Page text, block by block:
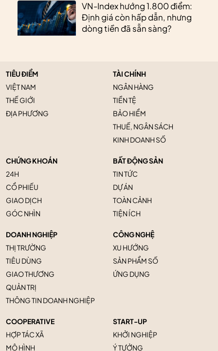
VN-Index hướng 1.800 điểm:
Định giá còn hấp dẫn, nhưng
dòng tiền đã sẵn sàng?
TIÊU ĐIỂM
VIỆT NAM
THẾ GIỚI
ĐỊA PHƯƠNG
TÀI CHÍNH
NGÂN HÀNG
TIỀN TỆ
BẢO HIỂM
THUẾ, NGÂN SÁCH
KINH DOANH SỐ
CHỨNG KHOÁN
24H
CỔ PHIẾU
GIAO DỊCH
GÓC NHÌN
BẤT ĐỘNG SẢN
TIN TỨC
DỰ ÁN
TOÀN CẢNH
TIỆN ÍCH
DOANH NGHIỆP
THỊ TRƯỜNG
TIÊU DÙNG
GIAO THƯƠNG
QUẢN TRỊ
THÔNG TIN DOANH NGHIỆP
CÔNG NGHỆ
XU HƯỚNG
SẢN PHẨM SỐ
ỨNG DỤNG
COOPERATIVE
HỢP TÁC XÃ
MÔ HÌNH
START-UP
KHỞI NGHIỆP
Ý TƯỞNG